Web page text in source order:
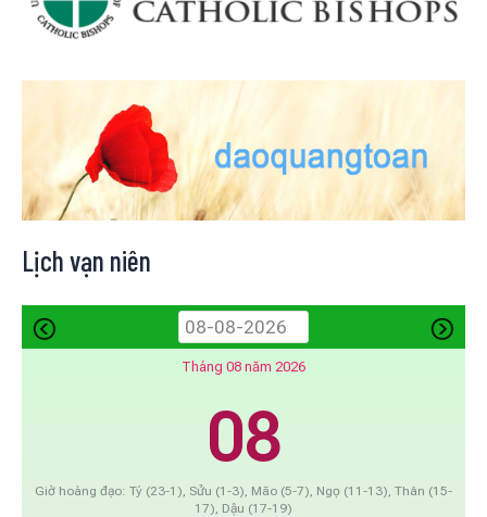
Lịch vạn niên
Tháng 08 năm 2026
08
Giờ hoàng đạo: Tý (23-1), Sửu (1-3), Mão (5-7), Ngọ (11-13), Thân (15-
17), Dậu (17-19)